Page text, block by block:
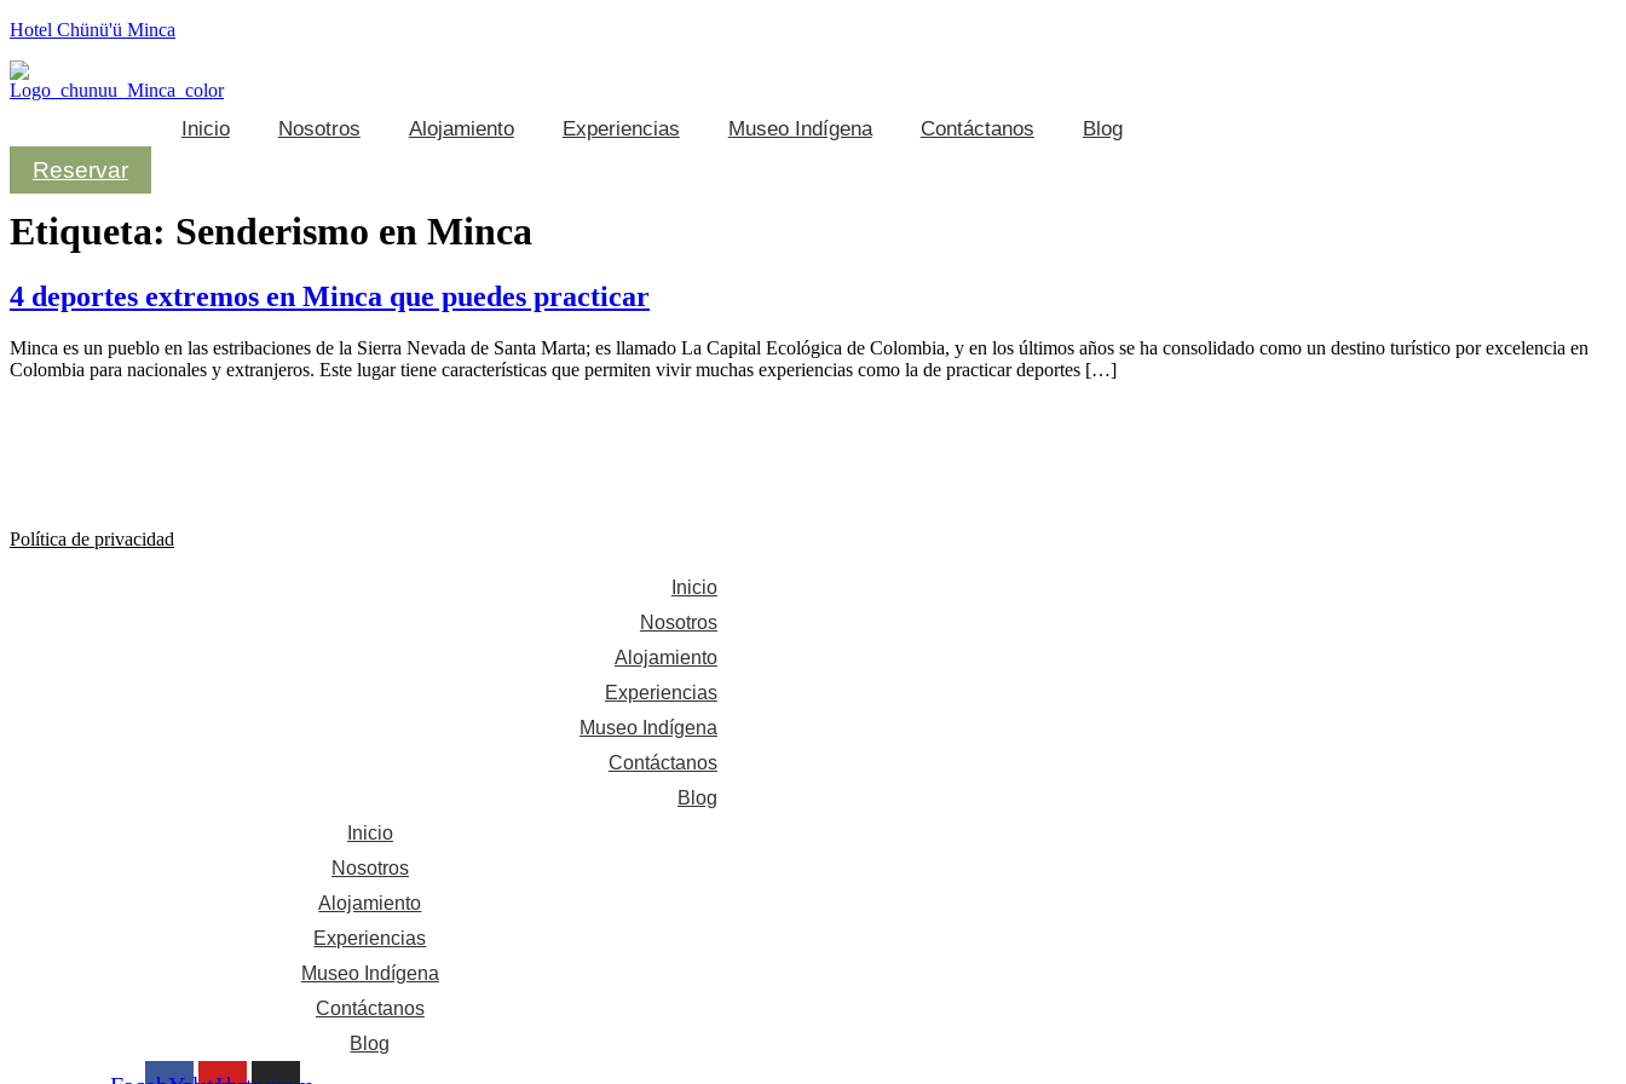
Hotel Chünü'ü Minca
Inicio Nosotros Alojamiento Experiencias Museo Indígena Contáctanos Blog
Reservar
Etiqueta: Senderismo en Minca
4 deportes extremos en Minca que puedes practicar
Minca es un pueblo en las estribaciones de la Sierra Nevada de Santa Marta; es llamado La Capital Ecológica de Colombia, y en los últimos años se ha consolidado como un destino turístico por excelencia en
Colombia para nacionales y extranjeros. Este lugar tiene características que permiten vivir muchas experiencias como la de practicar deportes […]
Política de privacidad
Inicio
Nosotros
Alojamiento
Experiencias
Museo Indígena
Contáctanos
Blog
Inicio
Nosotros
Alojamiento
Experiencias
Museo Indígena
Contáctanos
Blog